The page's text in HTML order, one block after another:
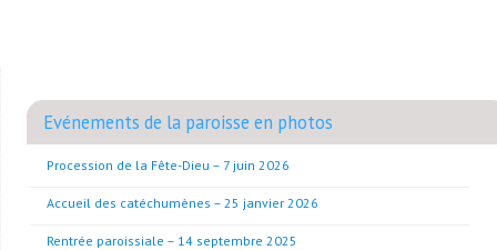
Evénements de la paroisse en photos
Procession de la Fête-Dieu – 7 juin 2026
Accueil des catéchumènes – 25 janvier 2026
Rentrée paroissiale – 14 septembre 2025